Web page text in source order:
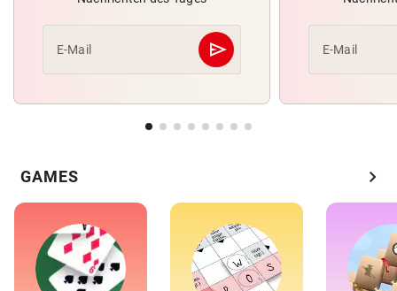
E-Mail send
Abschicken E-Mail
GAMES chevron_right